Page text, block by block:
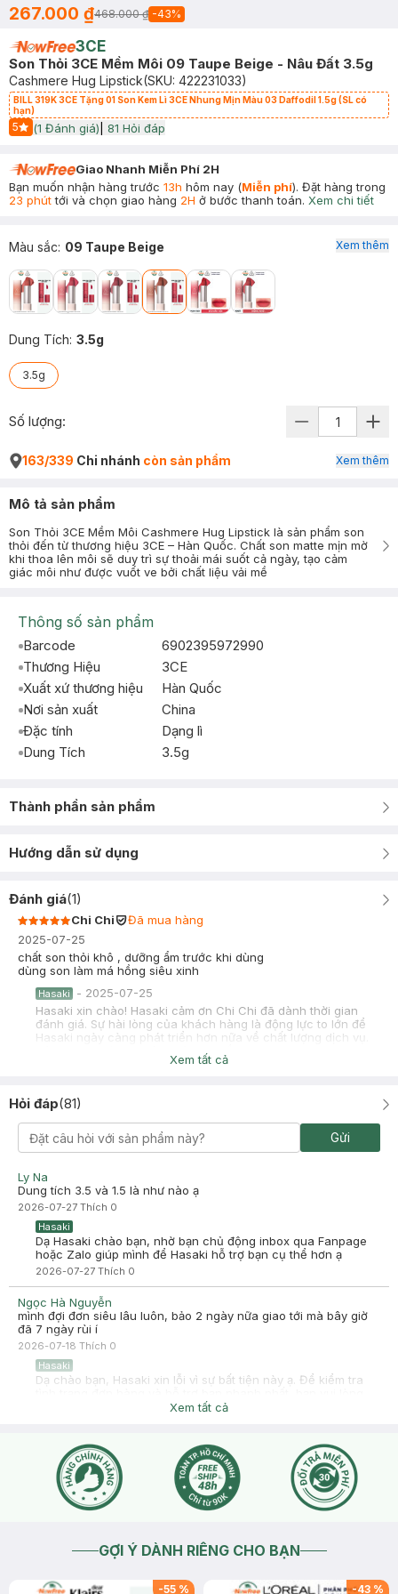
267.000 ₫468.000 ₫ -43%
3CE
Son Thỏi 3CE Mềm Môi 09 Taupe Beige - Nâu Đất 3.5g
Cashmere Hug Lipstick(SKU: 422231033)
BILL 319K 3CE Tặng 01 Son Kem Lì 3CE Nhung Mịn Màu 03 Daffodil 1.5g (SL có
hạn)
5
Start Icon
(1 Đánh giá) 81 Hỏi đáp
Giao Nhanh Miễn Phí 2H
Bạn muốn nhận hàng trước 13h hôm nay (Miễn phí). Đặt hàng trong
23 phúttới và chọn giao hàng 2H ở bước thanh toán. Xem chi tiết
Màu sắc: 09 Taupe Beige
Dung Tích: 3.5g
3.5g
Xem thêm
Số lượng:
163/339 Chi nhánh còn sản phẩm Xem thêm
Mô tả sản phẩm
Son Thỏi 3CE Mềm Môi Cashmere Hug Lipstick là sản phẩm son
thỏi đến từ thương hiệu 3CE – Hàn Quốc. Chất son matte mịn mờ
khi thoa lên môi sẽ duy trì sự thoải mái suốt cả ngày, tạo cảm
giác môi như được vuốt ve bởi chất liệu vải mề
Thông số sản phẩm
Barcode
6902395972990
Thương Hiệu
3CE
Xuất xứ thương hiệu
Hàn Quốc
Nơi sản xuất
China
Đặc tính
Dạng lì
Dung Tích
3.5g
Thành phần sản phẩm
Hướng dẫn sử dụng
Đánh giá(1)
Chi Chi
Đã mua hàng
2025-07-25
chất son thỏi khô , dưỡng ẩm trước khi dùng
dùng son làm má hồng siêu xinh
Hasaki - 2025-07-25
Hasaki xin chào! Hasaki cảm ơn Chi Chi đã dành thời gian
đánh giá. Sự hài lòng của khách hàng là động lực to lớn để
Hasaki ngày càng phát triển hơn nữa về chất lượng dịch vụ.
Cảm ơn bạn đã tin tưởng và mua sắm tại Hasaki!
Xem tất cả
Hỏi đáp(81)
Gửi
Ly Na
Dung tích 3.5 và 1.5 là như nào ạ
2026-07-27 Thích 0
Hasaki
Dạ Hasaki chào bạn, nhờ bạn chủ động inbox qua Fanpage
hoặc Zalo giúp mình để Hasaki hỗ trợ bạn cụ thể hơn ạ
2026-07-27 Thích 0
Ngọc Hà Nguyễn
mình đợi đơn siêu lâu luôn, bảo 2 ngày nữa giao tới mà bây giờ
đã 7 ngày rùi í
2026-07-18 Thích 0
Hasaki
Dạ chào bạn, Hasaki xin lỗi vì sự bất tiện này ạ. Để kiểm tra
cung cấp mã đơn hàng hoặc số điện thoại đã đặt hàng để
2026-07-18Thích
Ngọc Hà Nguyễn
2607115RC5BU35 sđt: 0962706090
2026-07-19Thích
Xem tất cả
GỢI Ý DÀNH RIÊNG CHO BẠN
-55 % -43 %